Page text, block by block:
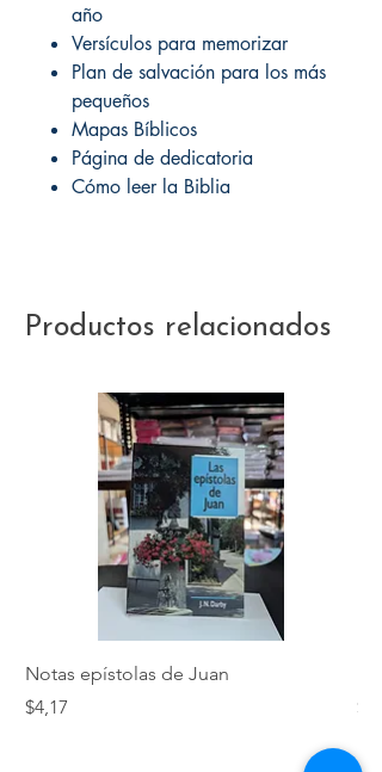
año
Versículos para memorizar
Plan de salvación para los más
pequeños
Mapas Bíblicos
Página de dedicatoria
Cómo leer la Biblia
Productos relacionados
Notas epístolas de Juan
Precio
$4,17